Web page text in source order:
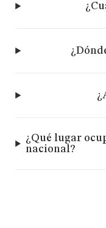
¿Qué lugar
nacional?